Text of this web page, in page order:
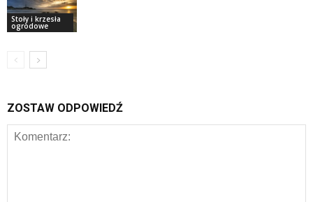
Stoły i krzesła
ogrodowe
ZOSTAW ODPOWIEDŹ